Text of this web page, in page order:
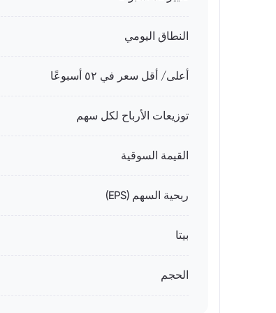
النطاق اليومي
أعلى/ أقل سعر في ٥٢ أسبوعًا
توزيعات الأرباح لكل سهم
القيمة السوقية
ربحية السهم (EPS)
بيتا
الحجم